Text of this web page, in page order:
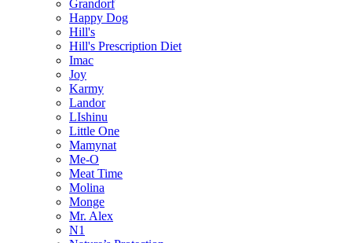
Grandorf
Happy Dog
Hill's
Hill's Prescription Diet
Imac
Joy
Karmy
Landor
LIshinu
Little One
Mamynat
Me-O
Meat Time
Molina
Monge
Mr. Alex
N1